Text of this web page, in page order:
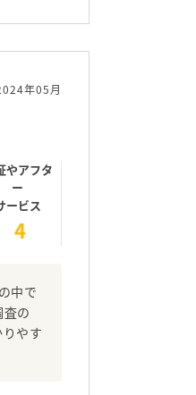
年05月
やアフタ
ー
ービス
4
中で
の
やす